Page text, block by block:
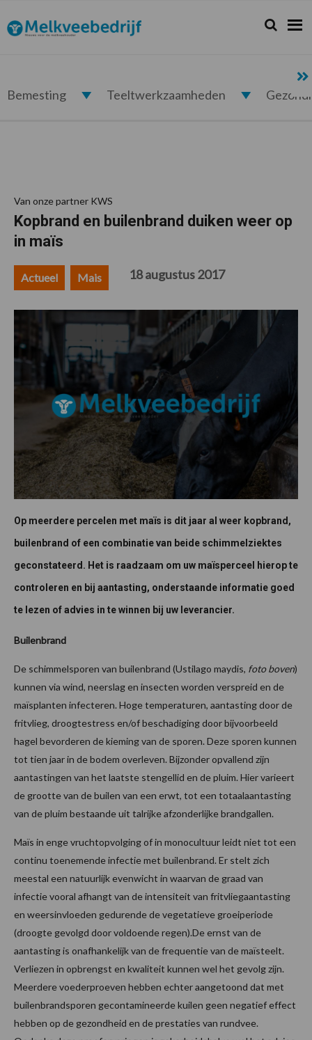
de
hoofdnavigatie
de
hoofd
de
eerste
de
voettekst
Melkveebedrijf.nl Zoeken...
Zoek
Bemesting Teeltwerkzaamheden
Van onze partner KWS
Kopbrand en builenbrand duiken weer op
in maïs
Actueel Mais 18 augustus 2017
Op meerdere percelen met maïs is dit jaar al weer kopbrand,
builenbrand of een combinatie van beide schimmelziektes
geconstateerd. Het is raadzaam om uw maïsperceel hierop te
controleren en bij aantasting, onderstaande informatie goed
te lezen of advies in te winnen bij uw leverancier.
Builenbrand
De schimmelsporen van builenbrand (Ustilago maydis, foto boven)
kunnen via wind, neerslag en insecten worden verspreid en de
maïsplanten infecteren. Hoge temperaturen, aantasting door de
fritvlieg, droogtestress en/of beschadiging door bijvoorbeeld
hagel bevorderen de kieming van de sporen. Deze sporen kunnen
tot tien jaar in de bodem overleven. Bijzonder opvallend zijn
aantastingen van het laatste stengellid en de pluim. Hier varieert
de grootte van de builen van een erwt, tot een totaalaantasting
van de pluim bestaande uit talrijke afzonderlijke brandgallen.
Maïs in enge vruchtopvolging of in monocultuur leidt niet tot een
continu toenemende infectie met builenbrand. Er stelt zich
meestal een natuurlijk evenwicht in waarvan de graad van
infectie vooral afhangt van de intensiteit van fritvliegaantasting
en weersinvloeden gedurende de vegetatieve groeiperiode
(droogte gevolgd door voldoende regen).De ernst van de
aantasting is onafhankelijk van de frequentie van de maïsteelt.
Verliezen in opbrengst en kwaliteit kunnen wel het gevolg zijn.
Meerdere voederproeven hebben echter aangetoond dat met
builenbrandsporen gecontamineerde kuilen geen negatief effect
hebben op de gezondheid en de prestaties van rundvee.